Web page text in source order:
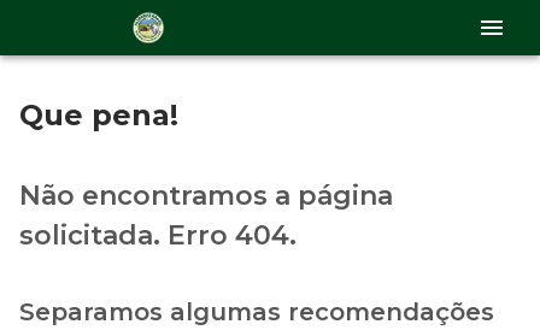
Que pena!
Não encontramos a página
solicitada. Erro 404.
Separamos algumas recomendações